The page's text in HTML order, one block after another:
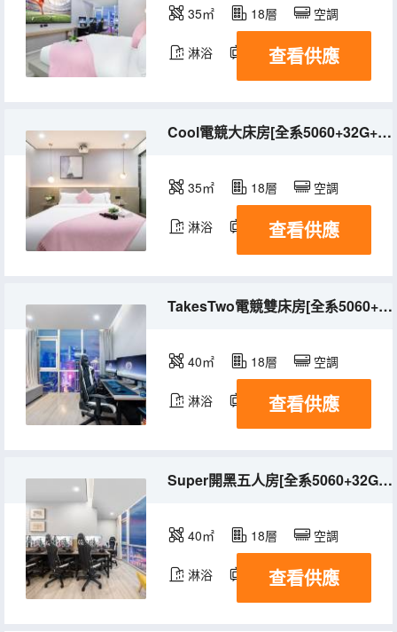
35㎡ 18層 空調
淋浴 電視機 冰箱
查看供應
Cool電競大床房[全系5060+32G+全落地窗]
35㎡ 18層 空調
淋浴 電視機 冰箱
查看供應
TakesTwo電競雙床房[全系5060+32G+高刷2K]
40㎡ 18層 空調
淋浴 電視機 冰箱
查看供應
Super開黑五人房[全系5060+32G+高刷2K]
40㎡ 18層 空調
淋浴 電視機 冰箱
查看供應